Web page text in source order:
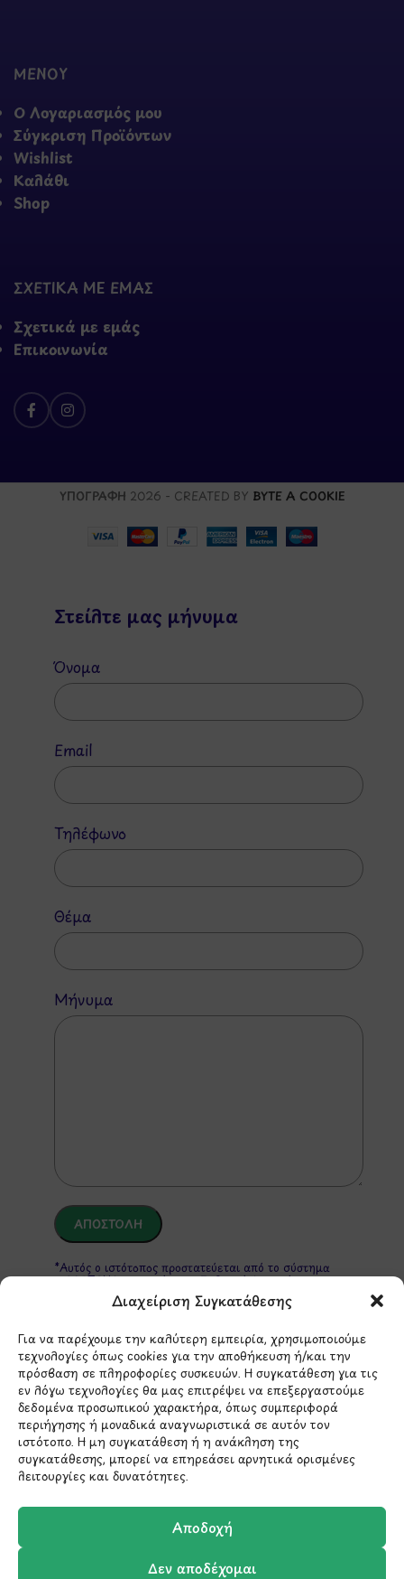
Διαχείριση Συγκατάθεσης
Για να παρέχουμε την καλύτερη εμπειρία, χρησιμοποιούμε
τεχνολογίες όπως cookies για την αποθήκευση ή/και την
πρόσβαση σε πληροφορίες συσκευών. Η συγκατάθεση για τις
εν λόγω τεχνολογίες θα μας επιτρέψει να επεξεργαστούμε
δεδομένα προσωπικού χαρακτήρα, όπως συμπεριφορά
περιήγησης ή μοναδικά αναγνωριστικά σε αυτόν τον
ιστότοπο. Η μη συγκατάθεση ή η ανάκληση της
συγκατάθεσης, μπορεί να επηρεάσει αρνητικά ορισμένες
λειτουργίες και δυνατότητες.
Αποδοχή
Δεν αποδέχομαι
ΜΕΝΟΥ
Ο Λογαριασμός μου
Σύγκριση Προϊόντων
Wishlist
Καλάθι
Shop
ΣΧΕΤΙΚΑ ΜΕ ΕΜΑΣ
Σχετικά με εμάς
Επικοινωνία
ΥΠΟΓΡΑΦΗ 2026 - CREATED BY BYTE A COOKIE
Στείλτε μας μήνυμα
Όνομα
Email
Τηλέφωνο
Θέμα
Μήνυμα
*Αυτός ο ιστότοπος προστατεύεται από το σύστημα
reCAPTCHA και ισχύουν ηΠολιτική Απορρήτουκαι οι
Όροι Παροχής Υπηρεσιών της Google.
ΣΤΟΙΧΕΙΑ ΕΠΙΚΟΙΝΩΝΙΑΣ
Holargos Center (Ισόγειο)
Λ.Περικλέους 56,
Χολαργός 15561
info@ypografi.com